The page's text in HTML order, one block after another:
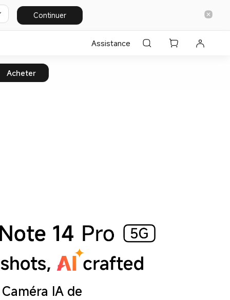
Continuer
Assistance
Acheter
Caméra IA de